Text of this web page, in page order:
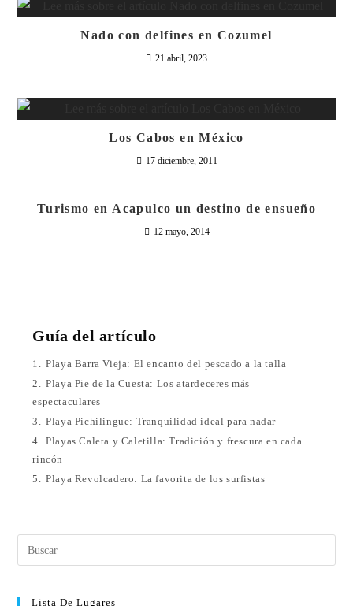
Nado con delfines en Cozumel
21 abril, 2023
Los Cabos en México
17 diciembre, 2011
Turismo en Acapulco un destino de ensueño
12 mayo, 2014
Guía del artículo
1. Playa Barra Vieja: El encanto del pescado a la talla
2. Playa Pie de la Cuesta: Los atardeceres más
espectaculares
3. Playa Pichilingue: Tranquilidad ideal para nadar
4. Playas Caleta y Caletilla: Tradición y frescura en cada
rincón
5. Playa Revolcadero: La favorita de los surfistas
Lista De Lugares